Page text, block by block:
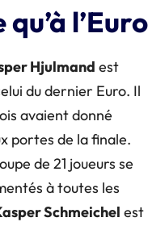
l’Euro
Hjulmand est
du dernier Euro. Il
avaient donné
portes de la finale.
de 21 joueurs se
à toutes les
Schmeichel est